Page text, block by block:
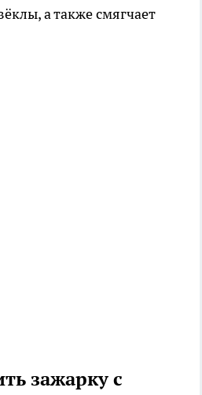
а также смягчает
зажарку с